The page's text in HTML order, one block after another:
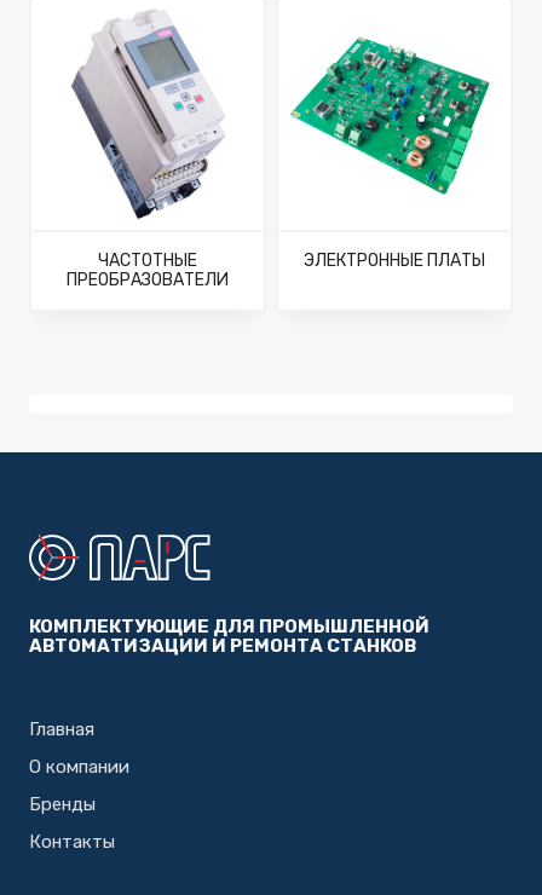
ЧАСТОТНЫЕ
ПРЕОБРАЗОВАТЕЛИ
ЭЛЕКТРОННЫЕ ПЛАТЫ
КОМПЛЕКТУЮЩИЕ ДЛЯ ПРОМЫШЛЕННОЙ
АВТОМАТИЗАЦИИ И РЕМОНТА СТАНКОВ
Главная
О компании
Бренды
Контакты